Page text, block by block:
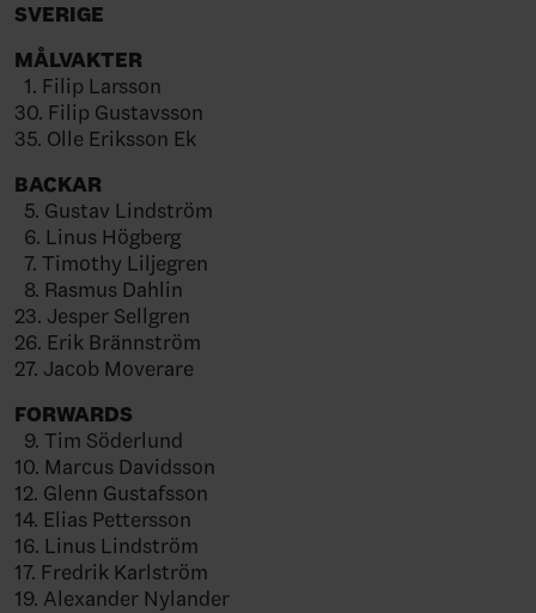
SVERIGE
MÅLVAKTER
1. Filip Larsson
30. Filip Gustavsson
35. Olle Eriksson Ek
BACKAR
5. Gustav Lindström
6. Linus Högberg
7. Timothy Liljegren
8. Rasmus Dahlin
23. Jesper Sellgren
26. Erik Brännström
27. Jacob Moverare
FORWARDS
9. Tim Söderlund
10. Marcus Davidsson
12. Glenn Gustafsson
14. Elias Pettersson
16. Linus Lindström
17. Fredrik Karlström
19. Alexander Nylander